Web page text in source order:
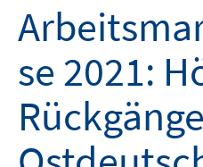
se 2021: